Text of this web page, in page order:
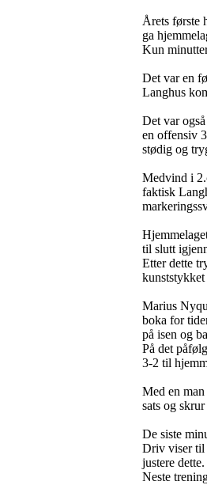
Årets første
ga
Kun
Det var en
Langhus
Det var
en offensiv
stødig og
Medvind i
faktisk
til slutt
Etter dette
Marius
boka for
på isen og
På det
3-2 til
Med en
sats og
De siste
Driv viser til
justere dette.
Neste